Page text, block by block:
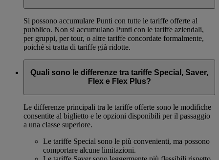
Si possono accumulare Punti con tutte le tariffe offerte al
pubblico. Non si accumulano Punti con le tariffe aziendali,
per gruppi, per tour, o altre tariffe concordate formalmente,
poiché si tratta di tariffe già ridotte.
Quali sono le differenze tra tariffe Special, Saver,
Flex e Flex Plus?
Le differenze principali tra le tariffe offerte sono le modifiche
consentite al biglietto e le opzioni disponibili per il passaggio
a una classe superiore.
Le tariffe Special sono le più convenienti, ma possono
comportare alcune limitazioni.